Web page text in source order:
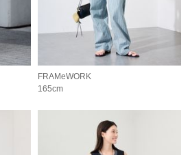
FRAMeWORK
165cm